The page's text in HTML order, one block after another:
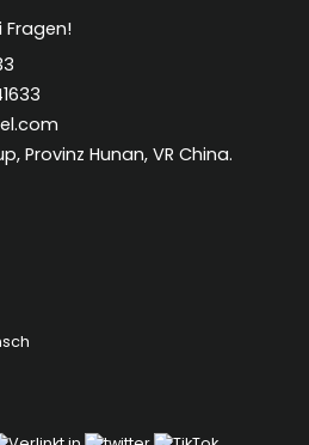
Fragen!
Provinz Hunan, VR China.
KO